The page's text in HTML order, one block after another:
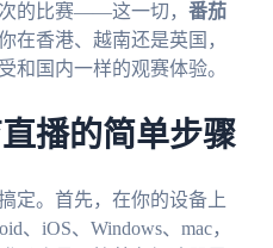
的比赛——这一切， 番茄
在香港、越南还是英国，
和国内一样的观赛体验。
播的简单步骤
定。首先，在你的设备上
、iOS、Windows、mac，